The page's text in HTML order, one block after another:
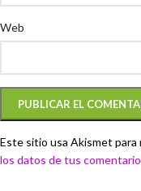
Web
Este sitio usa Akismet para
los datos de tus